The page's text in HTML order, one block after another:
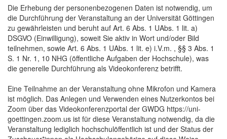
Die Erhebung der personenbezogenen Daten ist notwendig, um
die Durchführung der Veranstaltung an der Universität Göttingen
zu gewährleisten und beruht auf Art. 6 Abs. 1 UAbs. 1 lit. a)
DSGVO (Einwilligung), soweit Sie aktiv in Wort und/oder Bild
teilnehmen, sowie Art. 6 Abs. 1 UAbs. 1 lit. e) i.V.m. , §§ 3 Abs. 1
S. 1 Nr. 1, 10 NHG (öffentliche Aufgaben der Hochschule), was
die generelle Durchführung als Videokonferenz betrifft.
Eine Teilnahme an der Veranstaltung ohne Mikrofon und Kamera
ist möglich. Das Anlegen und Verwenden eines Nutzerkontos bei
Zoom über das Videokonferenzportal der GWDG https://uni-
goettingen.zoom.us ist für diese Veranstaltung notwendig, da die
Veranstaltung lediglich hochschulöffentlich ist und der Status der